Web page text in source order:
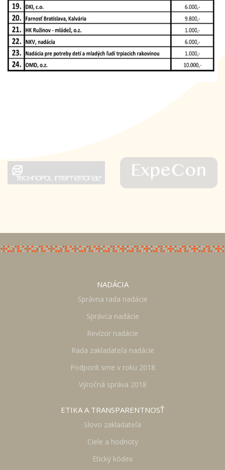
NADÁCIA
Správna rada nadácie
Správca nadácie
Revízor nadácie
Rada zakladateľa nadácie
Podporili sme v roku 2018
Výročná správa 2018
ETIKA A TRANSPARENTNOSŤ
Slovo zakladateľa
Ciele a hodnoty
Etický kódex